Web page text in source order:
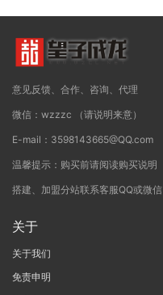
意见反馈、合作、咨询、代理
微信：wzzzc （请说明来意）
E-mail：3598143665@QQ.com
温馨提示：购买前请阅读购买说明
搭建、加盟分站联系客服QQ或微信
关于
关于我们
免责申明